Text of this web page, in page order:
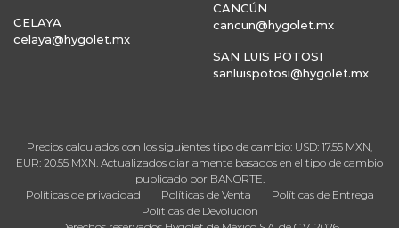
CELAYA
celaya@hygolet.mx
CANCÚN
cancun@hygolet.mx
SAN LUIS POTOSI
sanluispotosi@hygolet.mx
Precios calculados con los siguientes tipo de cambio: USD: 17.55 MXN,
EUR: 20.55 MXN. Actualizados diariamente basados en el tipo de cambio
publicado por BANORTE.
Políticas de privacidad
Políticas de Venta
Políticas de Entrega
Políticas de Devolución